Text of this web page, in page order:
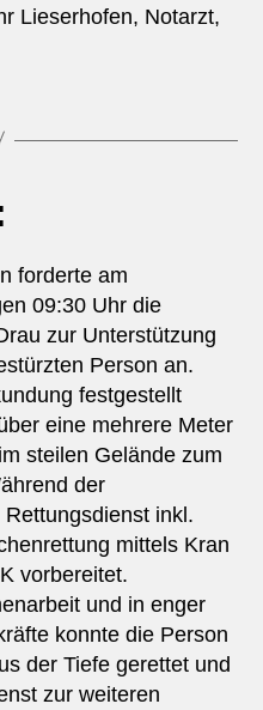
Lieserhofen, Notarzt,
forderte am
09:30 Uhr die
zur Unterstützung
Person an.
festgestellt
eine mehrere Meter
steilen Gelände zum
der
inkl.
mittels Kran
vorbereitet.
und in enger
konnte die Person
der Tiefe gerettet und
zur weiteren